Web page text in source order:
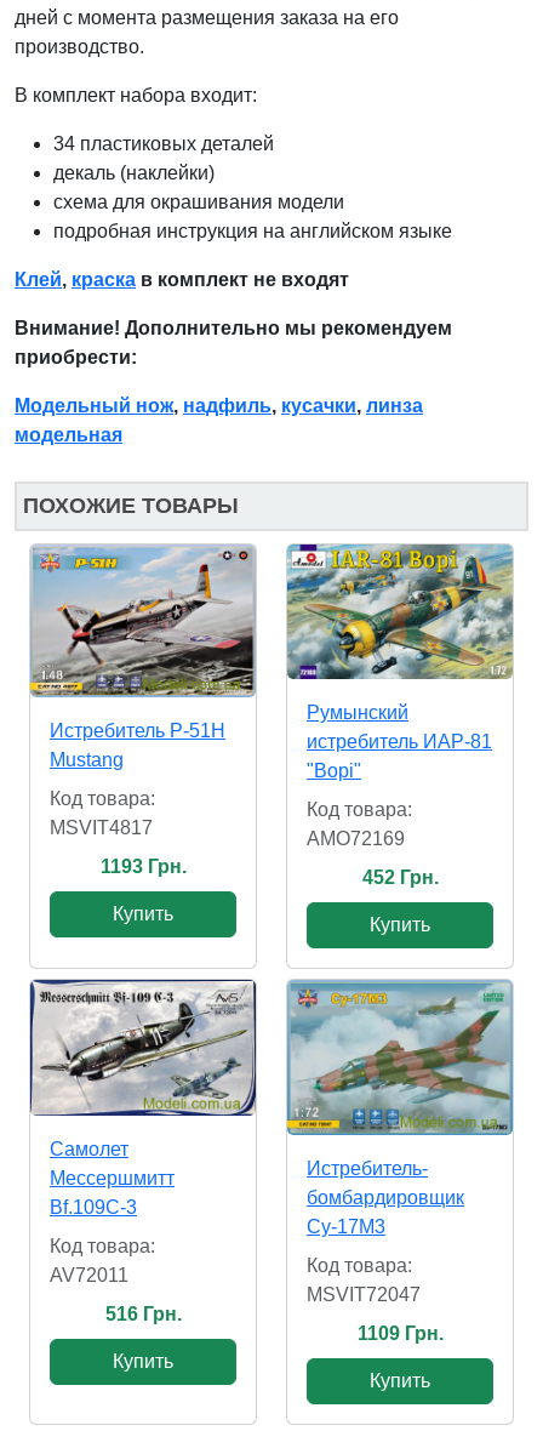
дней с момента размещения заказа на его
производство.
В комплект набора входит:
34 пластиковых деталей
декаль (наклейки)
схема для окрашивания модели
подробная инструкция на английском языке
Клей, краска в комплект не входят
Внимание! Дополнительно мы рекомендуем
приобрести:
Модельный нож, надфиль, кусачки, линза
модельная
ПОХОЖИЕ ТОВАРЫ
Истребитель P-51H
Mustang
Код товара:
MSVIT4817
1193 Грн.
Купить
Румынский
истребитель ИАР-81
"Bopi"
Код товара:
AMO72169
452 Грн.
Купить
Самолет
Мессершмитт
Bf.109C-3
Код товара:
AV72011
516 Грн.
Купить
Истребитель-
бомбардировщик
Су-17М3
Код товара:
MSVIT72047
1109 Грн.
Купить